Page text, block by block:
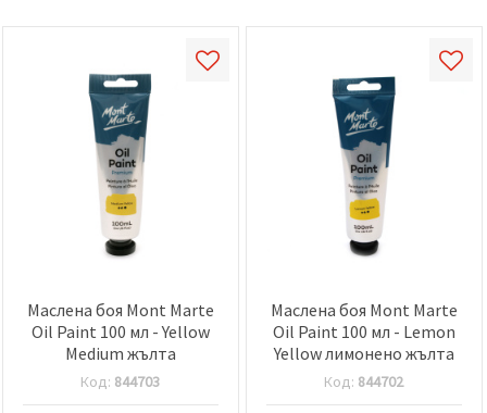
Маслена боя Mont Marte
Oil Paint 100 мл - Yellow
Medium жълта
Код: 844703
Маслена боя Mont Marte
Oil Paint 100 мл - Lemon
Yellow лимонено жълта
Код: 844702